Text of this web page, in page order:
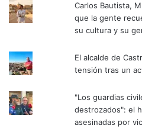
Carlos Bautista,
que la gente
su cultura y su
El alcalde de
tensión tras un
"Los guardias
destrozados": el
asesinadas por